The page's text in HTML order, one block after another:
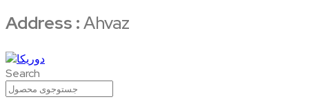
Address :Ahvaz
Search